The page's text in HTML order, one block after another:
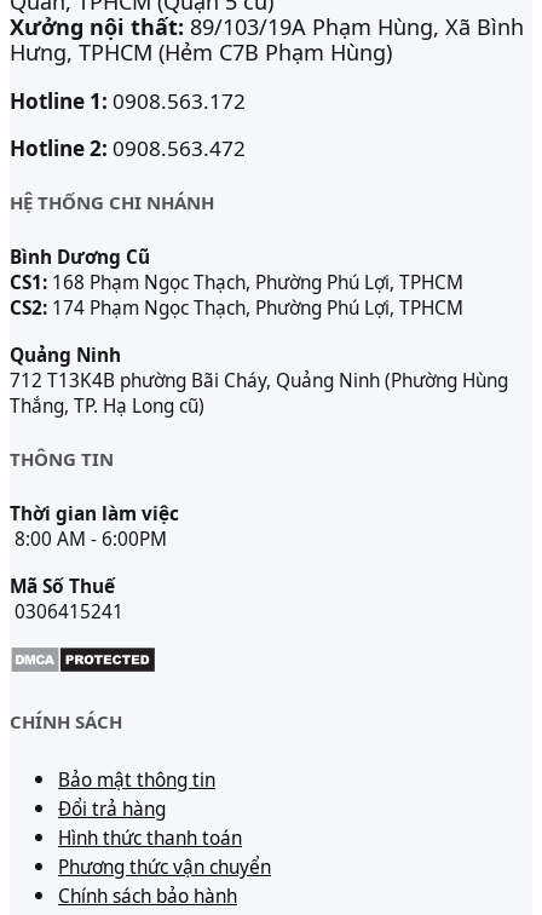
Xưởng nội thất: 89/103/19A Phạm Hùng, Xã Bình
Hưng, TPHCM (Hẻm C7B Phạm Hùng)
Hotline 1: 0908.563.172
Hotline 2: 0908.563.472
HỆ THỐNG CHI NHÁNH
Bình Dương Cũ
CS1: 168 Phạm Ngọc Thạch, Phường Phú Lợi, TPHCM
CS2: 174 Phạm Ngọc Thạch, Phường Phú Lợi, TPHCM
Quảng Ninh
712 T13K4B phường Bãi Cháy, Quảng Ninh (Phường Hùng
Thắng, TP. Hạ Long cũ)
THÔNG TIN
Thời gian làm việc
8:00 AM - 6:00PM
Mã Số Thuế
0306415241
CHÍNH SÁCH
Bảo mật thông tin
Đổi trả hàng
Hình thức thanh toán
Phương thức vận chuyển
Chính sách bảo hành